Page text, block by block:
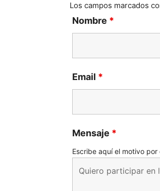
Los campos marcados
Nombre *
Email *
Mensaje *
Escribe aquí el motivo